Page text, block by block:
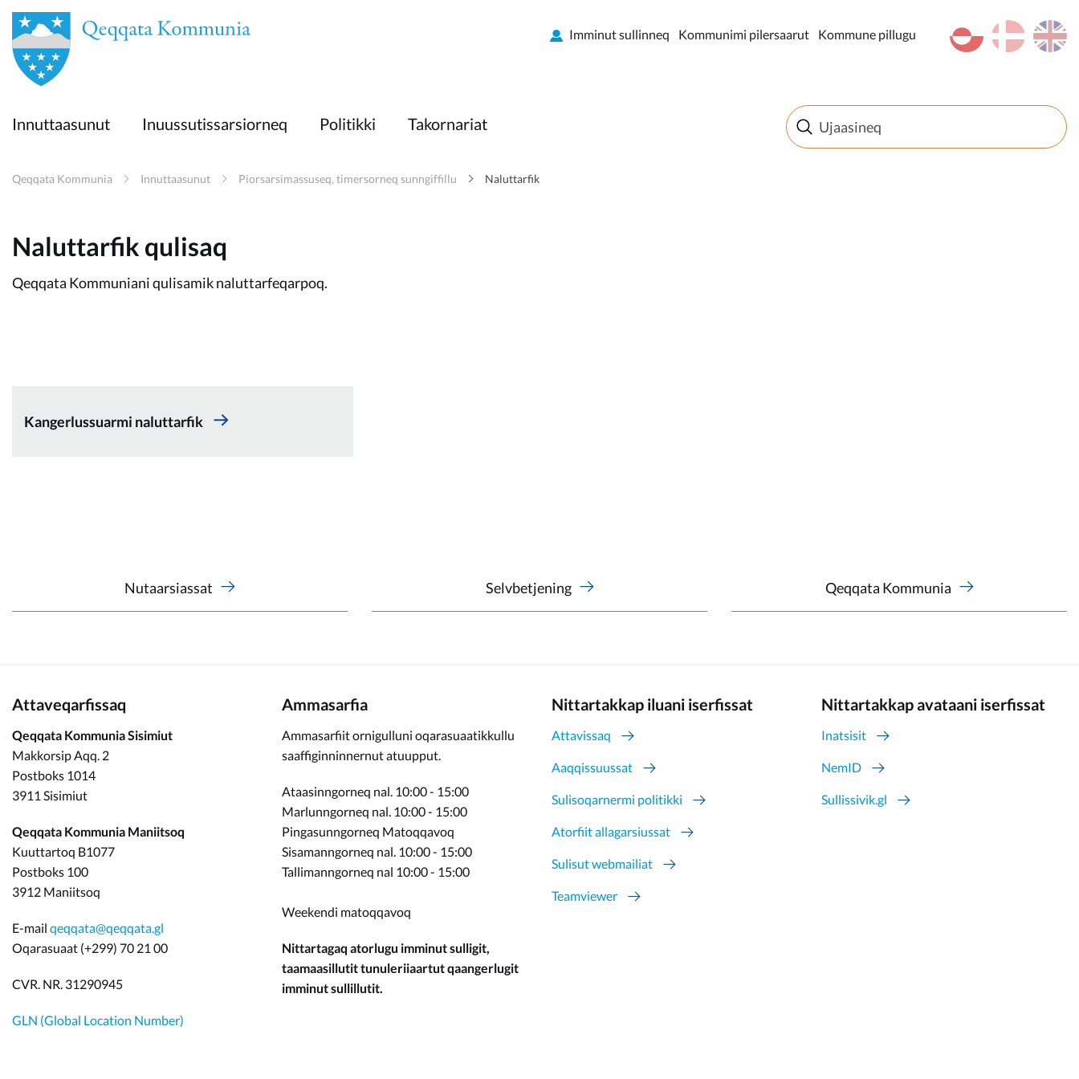
en
Innuttaasunut
Politikki
Takornariat
Kommune pillugu
en
da
kl-GL
Imminut sullinneq Kommunimi pilersaarut Kommune pillugu
Innuttaasunut Inuussutissarsiorneq Politikki Takornariat
Qeqqata Kommunia Innuttaasunut Piorsarsimassuseq, timersorneq sunngiffillu Naluttarfik
Naluttarfik qulisaq
Qeqqata Kommuniani qulisamik naluttarfeqarpoq.
Kangerlussuarmi naluttarfik
Nutaarsiassat Selvbetjening Qeqqata Kommunia
Attaveqarfissaq
Qeqqata Kommunia Sisimiut
Makkorsip Aqq. 2
Postboks 1014
3911 Sisimiut
Qeqqata Kommunia Maniitsoq
Kuuttartoq B1077
Postboks 100
3912 Maniitsoq
E-mail qeqqata@qeqqata.gl
Oqarasuaat (+299) 70 21 00
CVR. NR. 31290945
GLN (Global Location Number)
Ammasarfia
Ammasarfiit ornigulluni oqarasuaatikkullu
saaffiginninnernut atuupput.
Ataasinngorneq nal. 10:00 - 15:00
Marlunngorneq nal. 10:00 - 15:00
Pingasunngorneq Matoqqavoq
Sisamanngorneq nal. 10:00 - 15:00
Tallimanngorneq nal 10:00 - 15:00
Weekendi matoqqavoq
Nittartagaq atorlugu imminut sulligit,
taamaasillutit tunuleriiaartut qaangerlugit
imminut sullillutit.
Nittartakkap iluani iserfissat
Attavissaq
Aaqqissuussat
Sulisoqarnermi politikki
Atorfiit allagarsiussat
Sulisut webmailiat
Teamviewer
Nittartakkap avataani iserfissat
Inatsisit
NemID
Sullissivik.gl